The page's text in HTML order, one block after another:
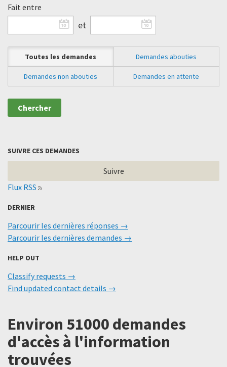
Fait entre
et
Toutes les demandes Demandes abouties
Demandes non abouties Demandes en attente
SUIVRE CES DEMANDES
Suivre
Flux RSS
DERNIER
Parcourir les dernières réponses
Parcourir les dernières demandes
HELP OUT
Classify requests
Find updated contact details
Environ 51000 demandes
d'accès à l'information
trouvées